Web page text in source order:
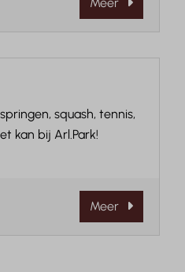
squash, tennis,
kan bij Arl.Park!
Meer